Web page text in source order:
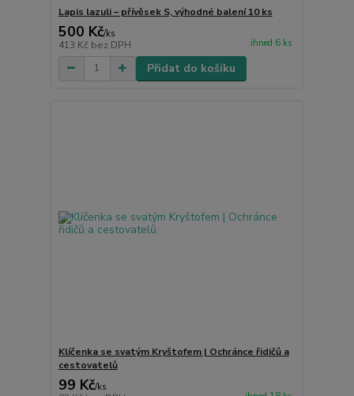
Lapis lazuli – přívěsek S, výhodné balení 10 ks
500 Kč/ks
413 Kč bez DPH ihned 6 ks
Přidat do košíku
Klíčenka se svatým Kryštofem | Ochránce řidičů a
cestovatelů
99 Kč/ks